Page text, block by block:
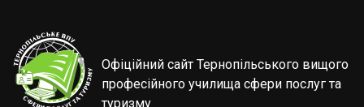
Офіційний сайт Тернопільського вищого
професійного училища сфери послуг та
туризму